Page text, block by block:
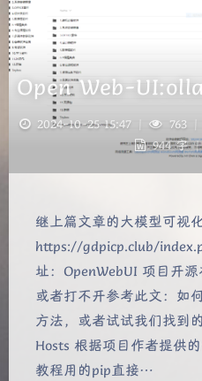
Open Web-
2024-10-25 15:47 763
944 字 |
继上篇文章的大模型可视
https://gdpicp.club/
址：OpenWebUI 项目开
或者打不开参考此文：如
方法，或者试试我们找到
Hosts 根据项目作者提供
教程用的pip直接…